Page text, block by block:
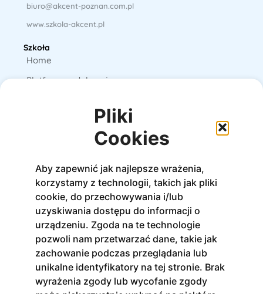
Pliki
Cookies
Aby zapewnić jak najlepsze wrażenia,
korzystamy z technologii, takich jak pliki
cookie, do przechowywania i/lub
uzyskiwania dostępu do informacji o
urządzeniu. Zgoda na te technologie
pozwoli nam przetwarzać dane, takie jak
zachowanie podczas przeglądania lub
unikalne identyfikatory na tej stronie. Brak
wyrażenia zgody lub wycofanie zgody
biuro@akcent-poznan.com.pl
www.szkola-akcent.pl
Szkoła
Home
Platforma edukacyjna
Kursy
Stacjonarne
Online
Na platformie
Zapisz się do newslettera
Otrzymuj bieżące informacje o nowościach i
promocjach!